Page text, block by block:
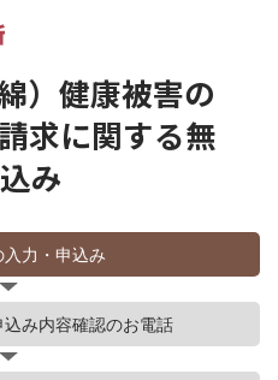
）健康被害の
求に関する無
み
入力・申込み
み内容確認のお電話